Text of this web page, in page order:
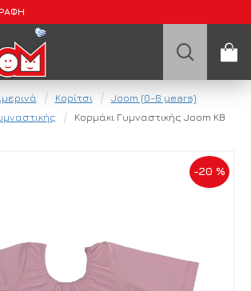
Κορίτσι
Joom (0-6 years)
Κορμάκι Γυμναστικής Joom ΚΒ
-20 %